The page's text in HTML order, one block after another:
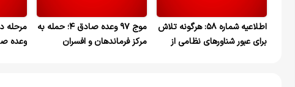
اطلاعیه شماره ۵۸: هرگونه تلاش
برای عبور شناورهای نظامی از
موج ۹۷ وعده صادق ۴؛ حمله به
مرکز فرماندهان و افسران